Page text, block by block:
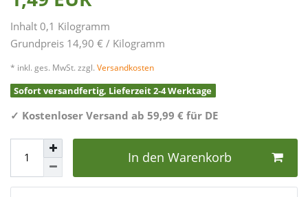
Inhalt0,1 Kilogramm
Grundpreis 14,90 € / Kilogramm
* inkl. ges. MwSt. zzgl. Versandkosten
Sofort versandfertig, Lieferzeit 2-4 Werktage
✓ Kostenloser Versand ab 59,99 € für DE
In den Warenkorb